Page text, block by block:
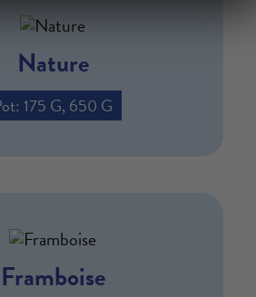
Nature
175 G, 650 G
Framboise